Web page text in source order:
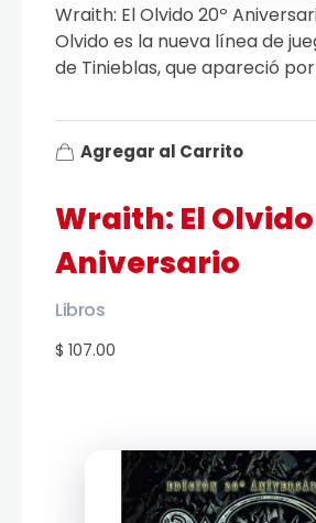
Wraith: El Olvido
Aniversario
$ 107.00
Libros
Wraith: El Olvido 20º
Olvido es la nueva línea de
de Tinieblas, que apareció por
Agregar al Carrito